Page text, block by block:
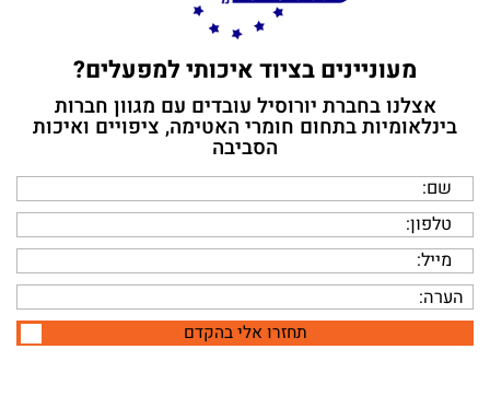
תחזרו אלי בהקדם
מעוניינים בציוד איכותי למפעלים?
אצלנו בחברת יורוסיל עובדים עם מגוון חברות
בינלאומיות בתחום חומרי האטימה, ציפויים ואיכות
הסביבה
תחזרו אלי בהקדם